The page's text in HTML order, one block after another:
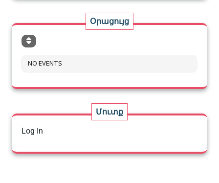
Օրացույց
NO EVENTS
Մուտք
Log In